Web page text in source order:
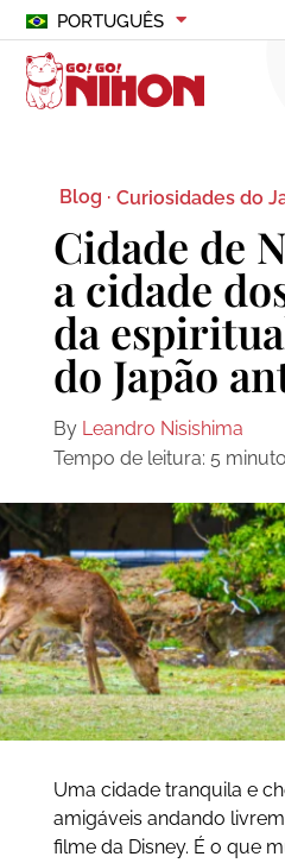
PORTUGUÊS
Blog · Curiosidades do
Cidade de
a cidade
da
do Japão
By Leandro Nisishima
Tempo de leitura: 5
Uma cidade tranquila e
amigáveis andando
filme da Disney. É o que